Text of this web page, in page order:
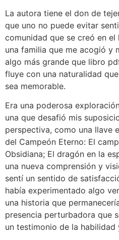
La autora tiene el don de
que uno no puede evitar
comunidad que se creó en
una familia que me acogió y
algo más grande que libro
fluye con una naturalidad
sea memorable.
Era una poderosa
una que desafió mis
perspectiva, como una llave
del Campeón Eterno: El
Obsidiana; El dragón en la
una nueva comprensión y
sentí un sentido de
había experimentado algo
una historia que
presencia perturbadora que
un testimonio de la